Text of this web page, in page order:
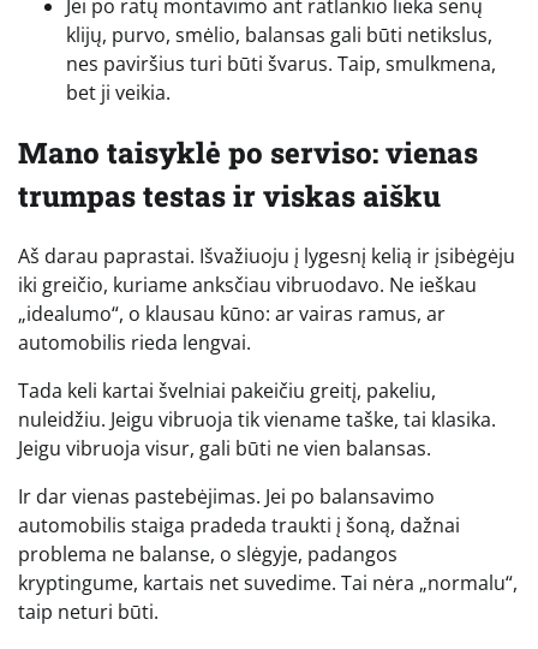
Jei po ratų montavimo ant ratlankio lieka senų
klijų, purvo, smėlio, balansas gali būti netikslus,
nes paviršius turi būti švarus. Taip, smulkmena,
bet ji veikia.
Mano taisyklė po serviso: vienas
trumpas testas ir viskas aišku
Aš darau paprastai. Išvažiuoju į lygesnį kelią ir įsibėgėju
iki greičio, kuriame anksčiau vibruodavo. Ne ieškau
„idealumo“, o klausau kūno: ar vairas ramus, ar
automobilis rieda lengvai.
Tada keli kartai švelniai pakeičiu greitį, pakeliu,
nuleidžiu. Jeigu vibruoja tik viename taške, tai klasika.
Jeigu vibruoja visur, gali būti ne vien balansas.
Ir dar vienas pastebėjimas. Jei po balansavimo
automobilis staiga pradeda traukti į šoną, dažnai
problema ne balanse, o slėgyje, padangos
kryptingume, kartais net suvedime. Tai nėra „normalu“,
taip neturi būti.